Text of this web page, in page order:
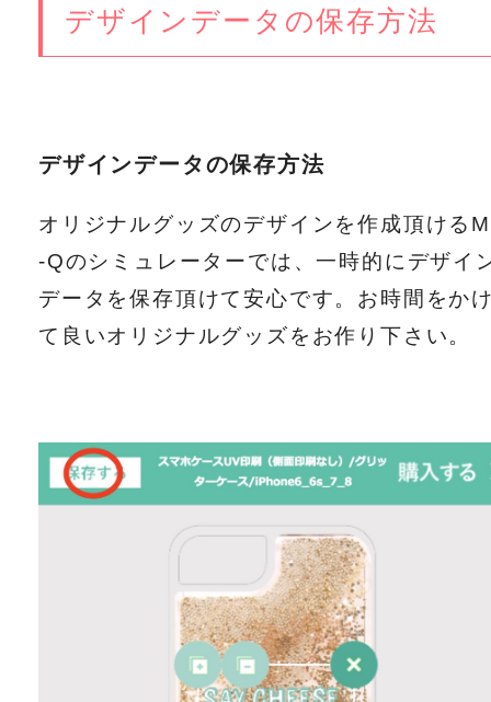
デザインデータの保存方法
デザインデータの保存方法
オリジナルグッズのデザインを作成頂ける
-Qのシミュレーターでは、一時的にデザイ
データを保存頂けて安心です。お時間をか
て良いオリジナルグッズをお作り下さい。